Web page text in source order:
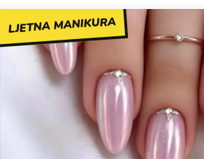
LJETNA MANIKURA